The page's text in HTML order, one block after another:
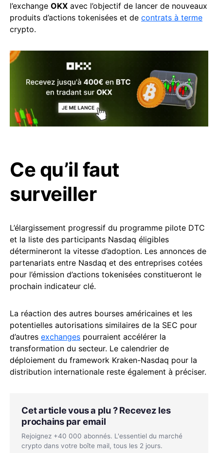
l’exchange OKX avec l’objectif de lancer de nouveaux
produits d’actions tokenisées et de contrats à terme
crypto.
Ce qu’il faut
surveiller
L’élargissement progressif du programme pilote DTC
et la liste des participants Nasdaq éligibles
détermineront la vitesse d’adoption. Les annonces de
partenariats entre Nasdaq et des entreprises cotées
pour l’émission d’actions tokenisées constitueront le
prochain indicateur clé.
La réaction des autres bourses américaines et les
potentielles autorisations similaires de la SEC pour
d’autres exchanges pourraient accélérer la
transformation du secteur. Le calendrier de
déploiement du framework Kraken-Nasdaq pour la
distribution internationale reste également à préciser.
Cet article vous a plu ? Recevez les
prochains par email
Rejoignez +40 000 abonnés. L'essentiel du marché
crypto dans votre boîte mail, tous les 2 jours.